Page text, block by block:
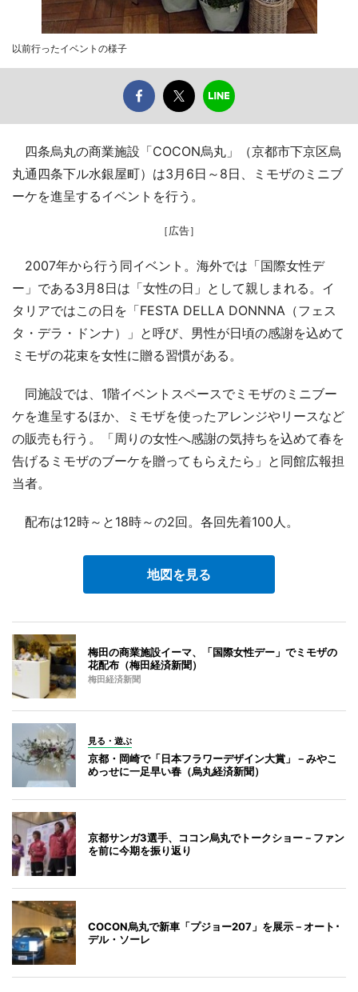
以前行ったイベントの様子
四条烏丸の商業施設「COCON烏丸」（京都市下京区烏
丸通四条下ル水銀屋町）は3月6日～8日、ミモザのミニブ
ーケを進呈するイベントを行う。
［広告］
2007年から行う同イベント。海外では「国際女性デ
ー」である3月8日は「女性の日」として親しまれる。イ
タリアではこの日を「FESTA DELLA DONNNA（フェス
タ・デラ・ドンナ）」と呼び、男性が日頃の感謝を込めて
ミモザの花束を女性に贈る習慣がある。
同施設では、1階イベントスペースでミモザのミニブー
ケを進呈するほか、ミモザを使ったアレンジやリースなど
の販売も行う。「周りの女性へ感謝の気持ちを込めて春を
告げるミモザのブーケを贈ってもらえたら」と同館広報担
当者。
配布は12時～と18時～の2回。各回先着100人。
地図を見る
梅田の商業施設イーマ、「国際女性デー」でミモザの
花配布（梅田経済新聞）
梅田経済新聞
見る・遊ぶ
京都・岡崎で「日本フラワーデザイン大賞」－みやこ
めっせに一足早い春（烏丸経済新聞）
京都サンガ3選手、ココン烏丸でトークショー－ファン
を前に今期を振り返り
COCON烏丸で新車「プジョー207」を展示－オート･
デル・ソーレ